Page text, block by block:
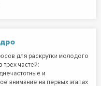
для раскрутки молодого
трех частей:
и
внимание на первых этапах